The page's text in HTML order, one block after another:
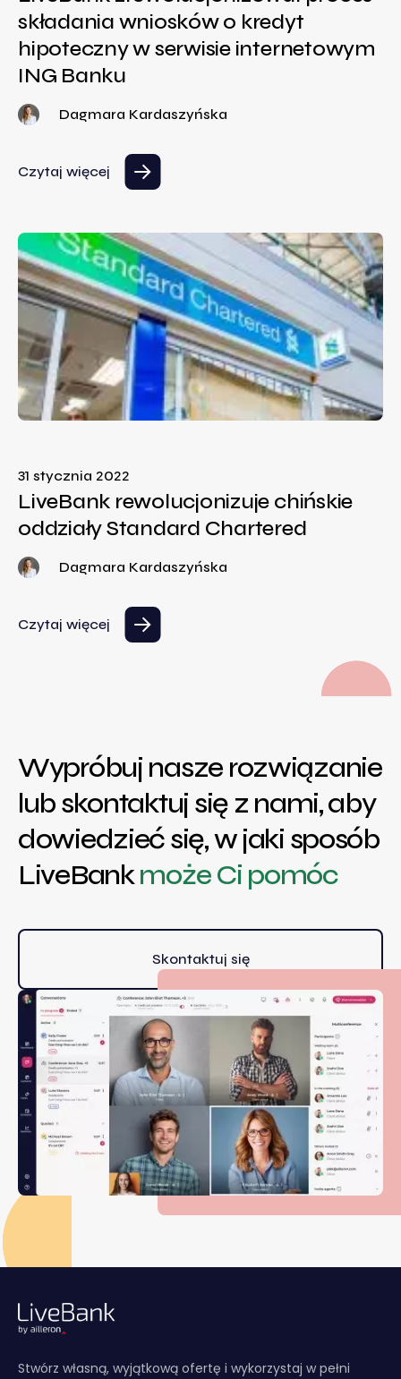
składania wniosków o kredyt
hipoteczny w serwisie internetowym
ING Banku
Dagmara Kardaszyńska
Czytaj więcej
31 stycznia 2022
LiveBank rewolucjonizuje chińskie
oddziały Standard Chartered
Dagmara Kardaszyńska
Czytaj więcej
Wypróbuj nasze rozwiązanie
lub skontaktuj się z nami, aby
dowiedzieć się, w jaki sposób
LiveBankmoże Ci pomóc
Skontaktuj się
Stwórz własną, wyjątkową ofertę i wykorzystaj w pełni